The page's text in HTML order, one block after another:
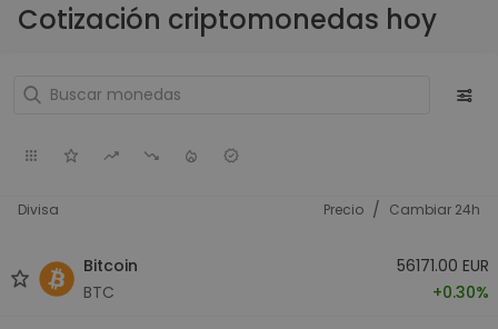
Cotización criptomonedas hoy
Divisa Precio / Cambiar 24h
Bitcoin
BTC
56171.00 EUR
+0.30%